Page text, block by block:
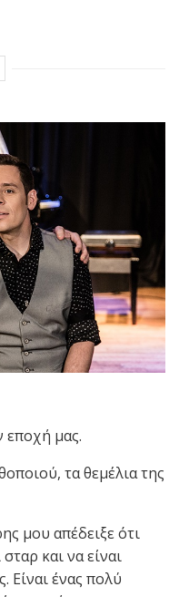
εποχή μας.
τα θεμέλια της
μου απέδειξε ότι
και να είναι
Είναι ένας πολύ